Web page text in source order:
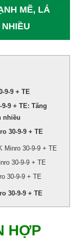
MẼ, LÁ
9-9 + TE
9 + TE: Tăng
nhiều
30-9-9 + TE
Minro 30-9-9 + TE
30-9-9 + TE
30-9-9 + TE
30-9-9 + TE
HỢP